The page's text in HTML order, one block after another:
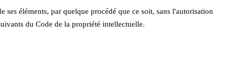
éléments, par quelque procédé que ce soit, sans l'autorisation
du Code de la propriété intellectuelle.